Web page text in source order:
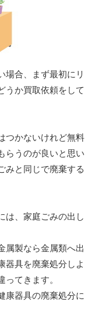
場合、まず最初にリ
うか買取依頼をして
つかないけれど無料
らうのが良いと思い
みと同じで廃棄する
は、家庭ごみの出し
属製なら金属類へ出
器具を廃棄処分しよ
てきます。
康器具の廃棄処分に